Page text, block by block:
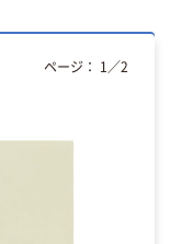
ページ： 1 ／2